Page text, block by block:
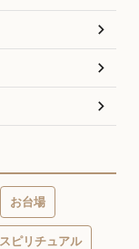
お台場
スピリチュアル